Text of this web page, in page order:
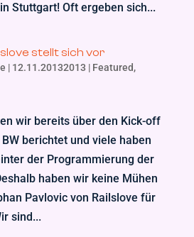
Stuttgart! Oft ergeben sich...
stellt sich vor
| 12.11.20132013 | Featured,
wir bereits über den Kick-off
berichtet und viele haben
der Programmierung der
haben wir keine Mühen
Pavlovic von Railslove für
sind...